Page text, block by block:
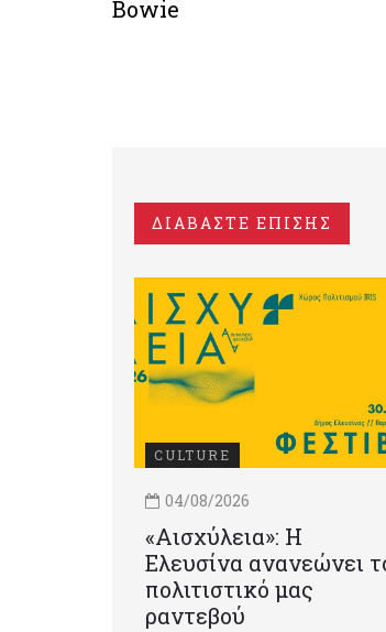
Bowie
ΔΙΑΒΑΣΤΕ ΕΠΙΣΗΣ
CULTURE
04/08/2026
«Αισχύλεια»: Η
Ελευσίνα ανανεώνει
πολιτιστικό μας
ραντεβού